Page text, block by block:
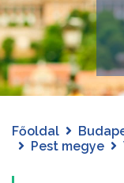
Főoldal
Pest megye